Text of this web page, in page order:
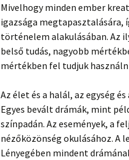
Mivelhogy minden ember
igazsága megtapasztalására,
történelem alakulásában. Az
belső tudás, nagyobb
mértékben fel tudjuk
Az élet és a halál, az egység
Egyes bevált drámák, mint
színpadán. Az események, a
nézőközönség okulásához. A
Lényegében mindent